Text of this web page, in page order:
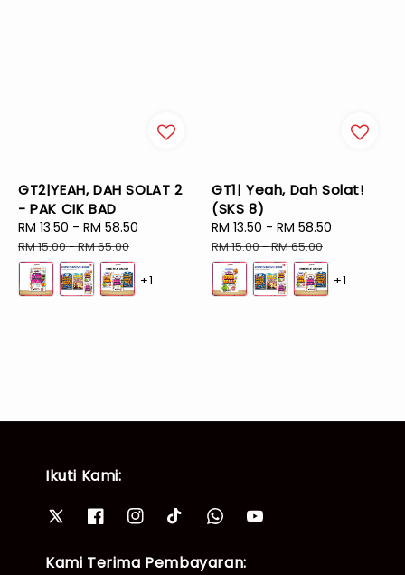
GT2|YEAH, DAH SOLAT 2
- PAK CIK BAD
Sale
price
RM 13.50 - RM 58.50
RM 15.00-RM 65.00
+1
GT1| Yeah, Dah Solat!
(SKS 8)
Sale
price
RM 13.50 - RM 58.50
RM 15.00-RM 65.00
+1
Ikuti Kami:
Kami Terima Pembayaran: